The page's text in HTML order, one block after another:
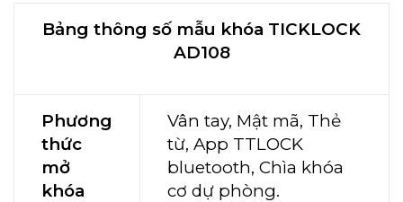
Bảng thông số mẫu khóa TICKLOCK
AD108
Phương
thức
mở
khóa
Vân tay, Mật mã, Thẻ
từ, App TTLOCK
bluetooth, Chìa khóa
cơ dự phòng.